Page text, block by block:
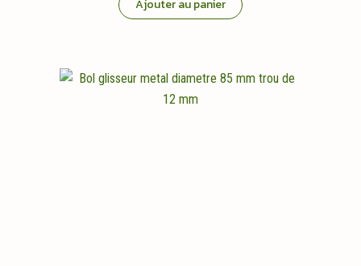
Ajouter au panier